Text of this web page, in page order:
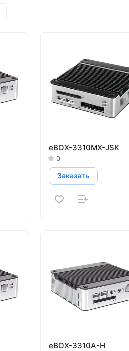
eBOX-3310MX-JSK
0
Заказать
eBOX-3310A-H